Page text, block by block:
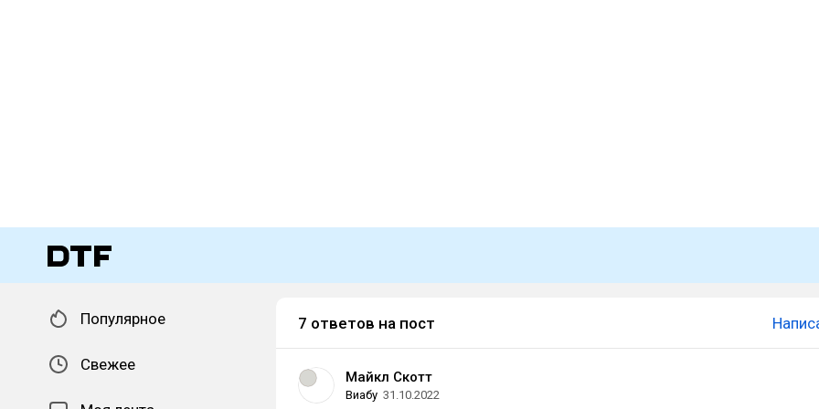
Популярное
Свежее
7 ответов на пост
Майкл Скотт
Виабу 31.10.2022